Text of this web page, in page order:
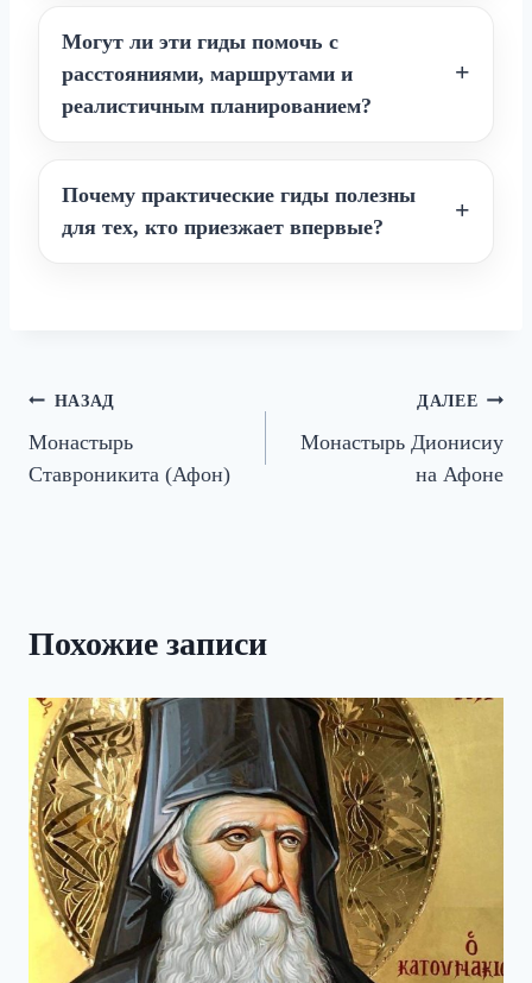
Могут ли эти гиды помочь с
расстояниями, маршрутами и
реалистичным планированием?
Почему практические гиды полезны
для тех, кто приезжает впервые?
Навигация
по
НАЗАД
Монастырь
Ставроникита (Афон)
ДАЛЕЕ
Монастырь Дионисиу
на Афоне
Похожие записи